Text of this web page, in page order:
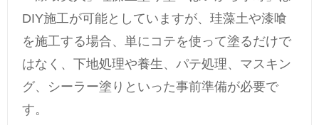
DIY施工が可能としていますが、珪藻土や漆喰
を施工する場合、単にコテを使って塗るだけで
はなく、下地処理や養生、パテ処理、マスキン
グ、シーラー塗りといった事前準備が必要で
す。